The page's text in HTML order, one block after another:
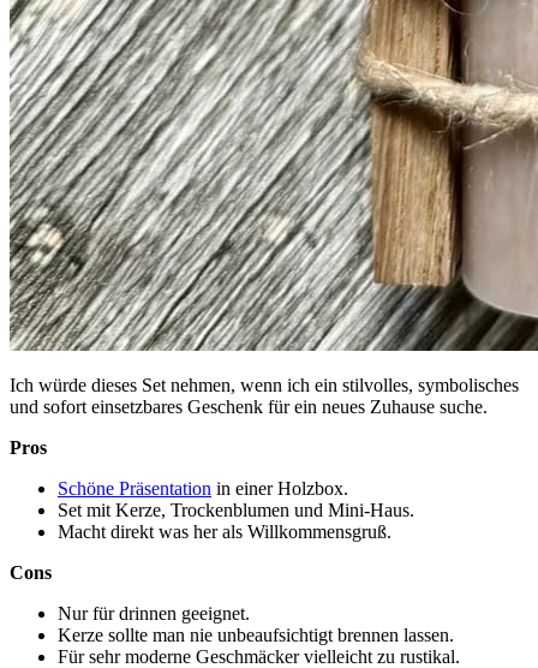
Ich würde dieses Set nehmen, wenn ich ein stilvolles, symbolisches
und sofort einsetzbares Geschenk für ein neues Zuhause suche.
Pros
Schöne Präsentation in einer Holzbox.
Set mit Kerze, Trockenblumen und Mini-Haus.
Macht direkt was her als Willkommensgruß.
Cons
Nur für drinnen geeignet.
Kerze sollte man nie unbeaufsichtigt brennen lassen.
Für sehr moderne Geschmäcker vielleicht zu rustikal.